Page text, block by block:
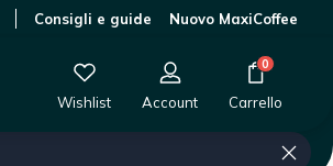
Consigli e guide Nuovo MaxiCoffee
Wishlist Account
0
Carrello